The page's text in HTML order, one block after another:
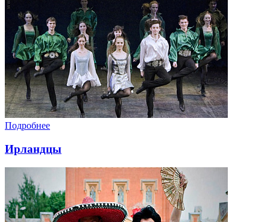
Подробнее
Ирландцы